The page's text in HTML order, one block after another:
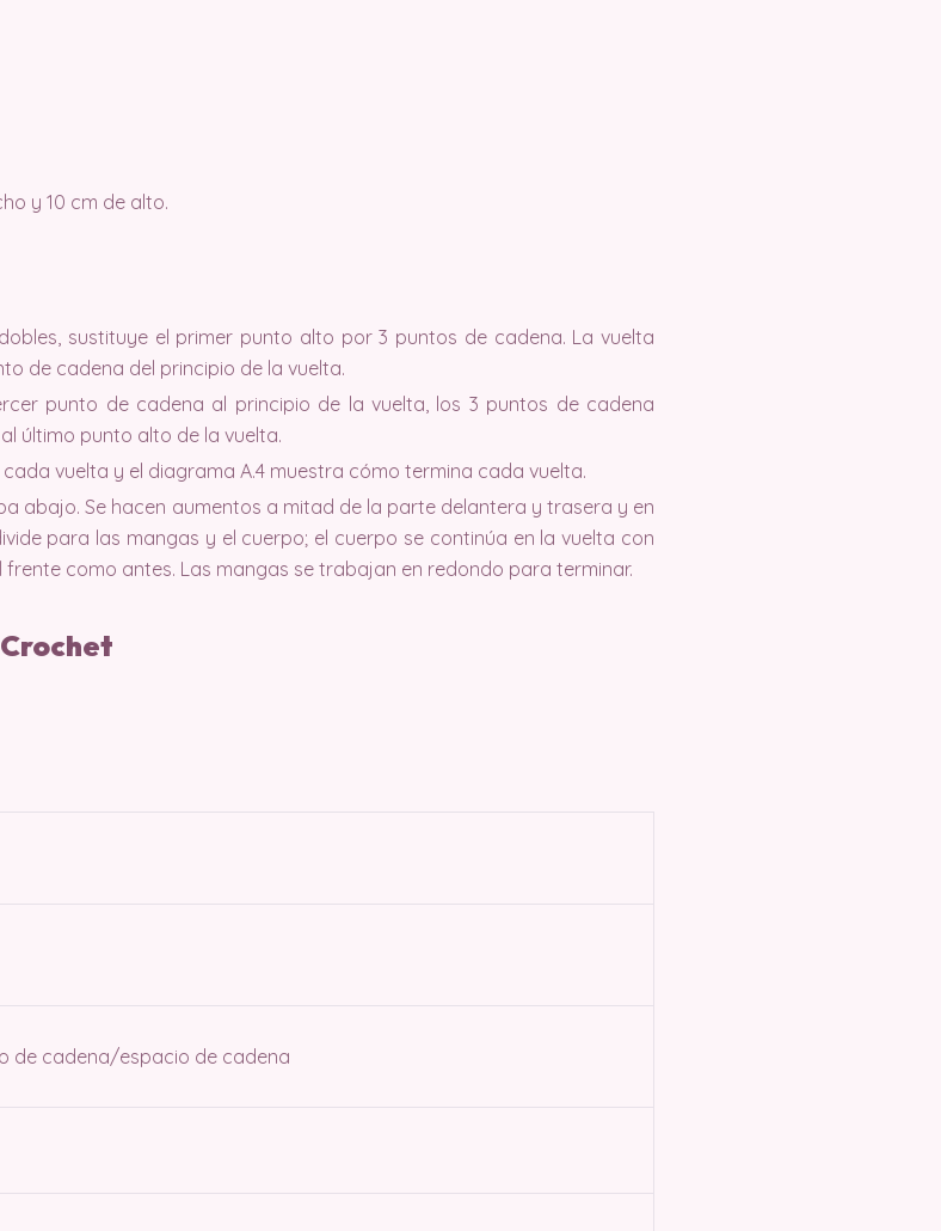
y 10 cm de alto.
sustituye el primer punto alto por 3 puntos de cadena. La vuelta
de cadena del principio de la vuelta.
punto de cadena al principio de la vuelta, los 3 puntos de cadena
último punto alto de la vuelta.
vuelta y el diagrama A.4 muestra cómo termina cada vuelta.
abajo. Se hacen aumentos a mitad de la parte delantera y trasera y en
para las mangas y el cuerpo; el cuerpo se continúa en la vuelta con
como antes. Las mangas se trabajan en redondo para terminar.
de cadena/espacio de cadena